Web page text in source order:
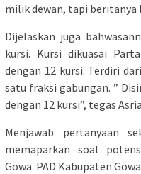
milik dewan, tapi beritanya
Dijelaskan juga
kursi. Kursi dikuasai
dengan 12 kursi. Terdiri
satu fraksi gabungan. ”
dengan 12 kursi”, tegas
Menjawab pertanyaan
memaparkan soal
Gowa. PAD Kabupaten